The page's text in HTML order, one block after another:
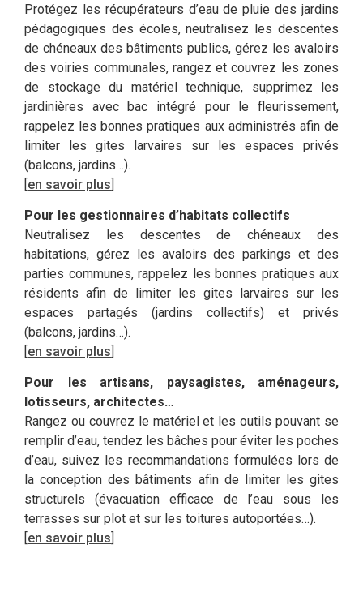
Protégez les récupérateurs d’eau de pluie des jardins
pédagogiques des écoles, neutralisez les descentes
de chéneaux des bâtiments publics, gérez les avaloirs
des voiries communales, rangez et couvrez les zones
de stockage du matériel technique, supprimez les
jardinières avec bac intégré pour le fleurissement,
rappelez les bonnes pratiques aux administrés afin de
limiter les gites larvaires sur les espaces privés
(balcons, jardins…).
[en savoir plus]
Pour les gestionnaires d’habitats collectifs
Neutralisez les descentes de chéneaux des
habitations, gérez les avaloirs des parkings et des
parties communes, rappelez les bonnes pratiques aux
résidents afin de limiter les gites larvaires sur les
espaces partagés (jardins collectifs) et privés
(balcons, jardins…).
[en savoir plus]
Pour les artisans, paysagistes, aménageurs,
lotisseurs, architectes…
Rangez ou couvrez le matériel et les outils pouvant se
remplir d’eau, tendez les bâches pour éviter les poches
d’eau, suivez les recommandations formulées lors de
la conception des bâtiments afin de limiter les gites
structurels (évacuation efficace de l’eau sous les
terrasses sur plot et sur les toitures autoportées…).
en savoir plus